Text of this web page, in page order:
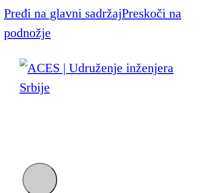
Pređi na glavni sadržajPreskoči na
podnožje